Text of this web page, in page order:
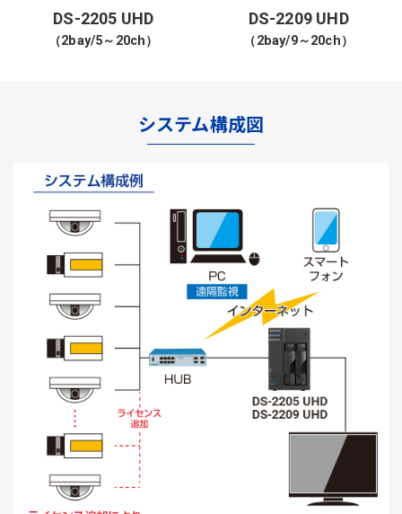
DS-2205 UHD
（2bay/5～20ch）
DS-2209 UHD
（2bay/9～20ch）
システム構成図